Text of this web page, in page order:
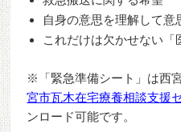
自身の意思を理解して意
これだけは欠かせない「
※「緊急準備シート」は西
宮市瓦木在宅療養相談支援
ンロード可能です。